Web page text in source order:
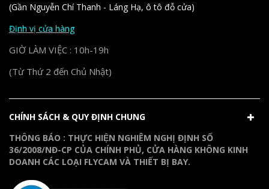
(Gần Nguyễn Chí Thanh - Láng Hạ, ô tô đỗ cửa)
Định vị cửa hàng
GIỜ LÀM VIỆC : 10h-19h
(Từ Thứ 2 đến Chủ Nhật)
CHÍNH SÁCH & QUY ĐỊNH CHUNG
THÔNG BÁO : THỰC HIỆN NGHIÊM NGHỊ ĐỊNH SỐ
36/2008/NĐ-CP CỦA CHÍNH PHỦ, CỬA HÀNG KHÔNG KINH
DOANH CÁC LOẠI FLYCAM VÀ THIẾT BỊ BAY.